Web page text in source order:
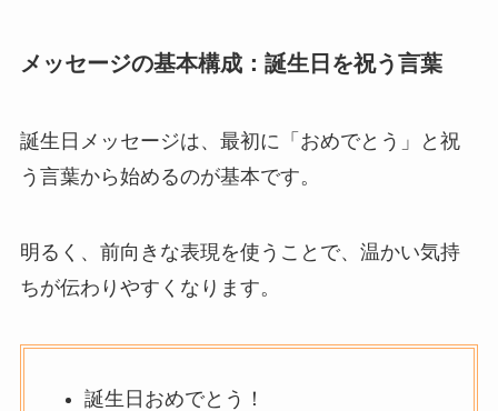
メッセージの基本構成：誕生日を祝う言葉
誕生日メッセージは、最初に「おめでとう」と祝
う言葉から始めるのが基本です。
明るく、前向きな表現を使うことで、温かい気持
ちが伝わりやすくなります。
誕生日おめでとう！